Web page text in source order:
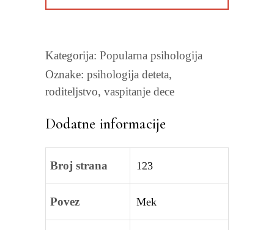
Kategorija: Popularna psihologija
Oznake: psihologija deteta,
roditeljstvo, vaspitanje dece
Dodatne informacije
Broj strana 123
Povez Mek